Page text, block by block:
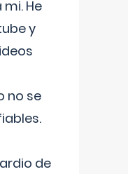
He
y
no se
de